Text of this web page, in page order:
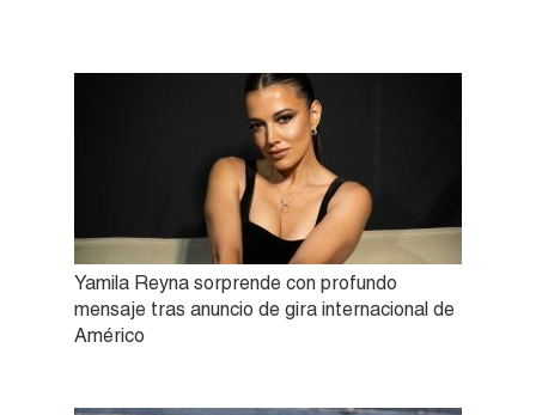
Yamila Reyna sorprende con profundo
mensaje tras anuncio de gira internacional de
Américo